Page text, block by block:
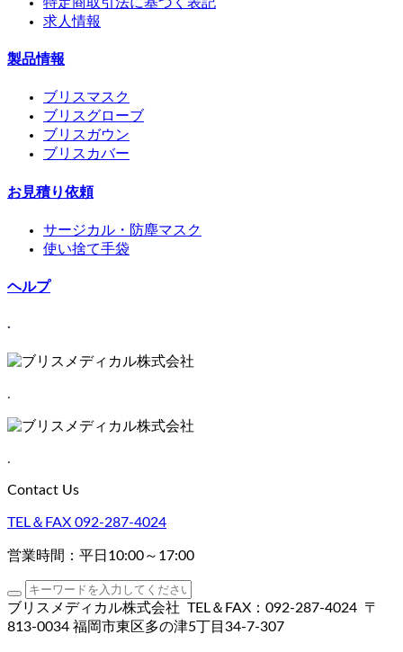
求人情報
製品情報
ブリスマスク
ブリスグローブ
ブリスガウン
ブリスカバー
お見積り依頼
サージカル・防塵マスク
使い捨て手袋
ヘルプ
.
.
.
Contact Us
TEL＆FAX 092-287-4024
営業時間：平日10:00～17:00
ブリスメディカル株式会社 TEL＆FAX：092-287-4024 〒
813-0034 福岡市東区多の津5丁目34-7-307